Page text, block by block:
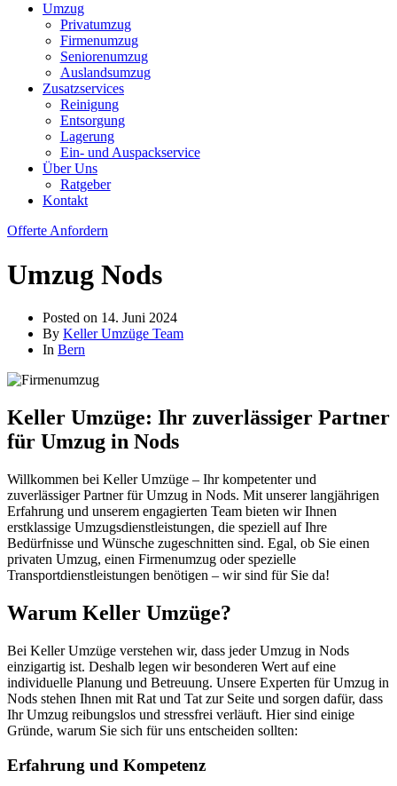
Umzug
Privatumzug
Firmenumzug
Seniorenumzug
Auslandsumzug
Zusatzservices
Reinigung
Entsorgung
Lagerung
Ein- und Auspackservice
Über Uns
Ratgeber
Kontakt
Offerte Anfordern
Umzug Nods
Posted on 14. Juni 2024
By Keller Umzüge Team
In Bern
Keller Umzüge: Ihr zuverlässiger Partner
für Umzug in Nods
Willkommen bei Keller Umzüge – Ihr kompetenter und
zuverlässiger Partner für Umzug in Nods. Mit unserer langjährigen
Erfahrung und unserem engagierten Team bieten wir Ihnen
erstklassige Umzugsdienstleistungen, die speziell auf Ihre
Bedürfnisse und Wünsche zugeschnitten sind. Egal, ob Sie einen
privaten Umzug, einen Firmenumzug oder spezielle
Transportdienstleistungen benötigen – wir sind für Sie da!
Warum Keller Umzüge?
Bei Keller Umzüge verstehen wir, dass jeder Umzug in Nods
einzigartig ist. Deshalb legen wir besonderen Wert auf eine
individuelle Planung und Betreuung. Unsere Experten für Umzug in
Nods stehen Ihnen mit Rat und Tat zur Seite und sorgen dafür, dass
Ihr Umzug reibungslos und stressfrei verläuft. Hier sind einige
Gründe, warum Sie sich für uns entscheiden sollten:
Erfahrung und Kompetenz